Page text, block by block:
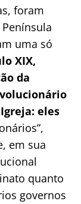
foram
uma só
XIX,
da
eles
em sua
quanto
governos